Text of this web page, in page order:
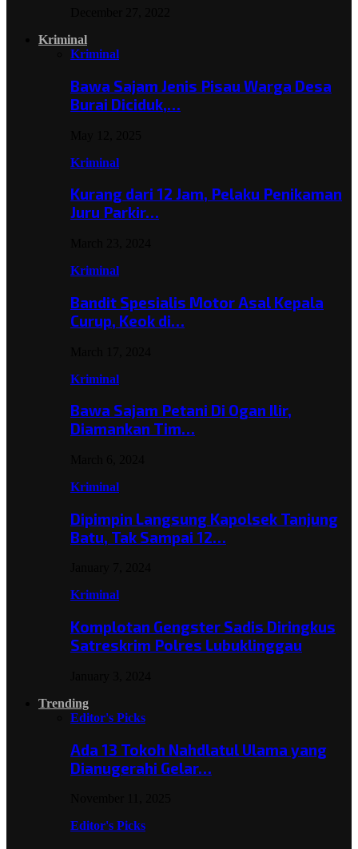
Kriminal
Kriminal
Bawa Sajam Jenis Pisau Warga Desa
Burai Diciduk,…
Kriminal
Kurang dari 12 Jam, Pelaku Penikaman
Juru Parkir…
Kriminal
Bandit Spesialis Motor Asal Kepala
Curup, Keok di…
Kriminal
Bawa Sajam Petani Di Ogan Ilir,
Diamankan Tim…
Kriminal
Dipimpin Langsung Kapolsek Tanjung
Batu, Tak Sampai 12…
Kriminal
Komplotan Gengster Sadis Diringkus
Satreskrim Polres Lubuklinggau
Trending
Editor's Picks
Ada 13 Tokoh Nahdlatul Ulama yang
Dianugerahi Gelar…
Editor's Picks